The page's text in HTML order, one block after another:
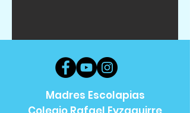
Madres Escolapias